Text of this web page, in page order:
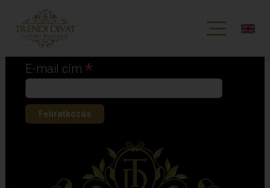
Iratkozz fel hírlevelünkre!
*
E-mail cím*